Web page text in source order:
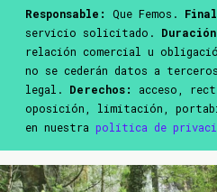
Responsable: Que Femos.
servicio solicitado.
relación comercial u
no se cederán datos a
legal. Derechos:
acceso,
oposición, limitación,
en nuestra política de